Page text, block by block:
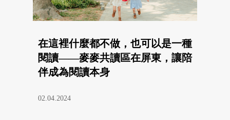
在這裡什麼都不做，也可以是一種
閱讀——麥麥共讀區在屏東，讓陪
伴成為閱讀本身
02.04.2024